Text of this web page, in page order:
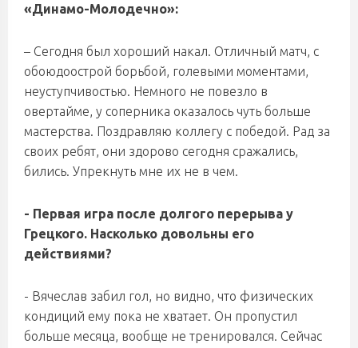
«Динамо-Молодечно»:
– Сегодня был хороший накал. Отличный матч, с
обоюдоострой борьбой, голевыми моментами,
неуступчивостью. Немного не повезло в
овертайме, у соперника оказалось чуть больше
мастерства. Поздравляю коллегу с победой. Рад за
своих ребят, они здорово сегодня сражались,
бились. Упрекнуть мне их не в чем.
- Первая игра после долгого перерыва у
Грецкого. Насколько довольны его
действиями?
- Вячеслав забил гол, но видно, что физических
кондиций ему пока не хватает. Он пропустил
больше месяца, вообще не тренировался. Сейчас